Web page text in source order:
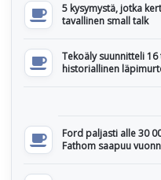
5 kysymystä, jotka
tavallinen small talk
Tekoäly suunnitteli
historiallinen
Ford paljasti alle 30
Fathom saapuu